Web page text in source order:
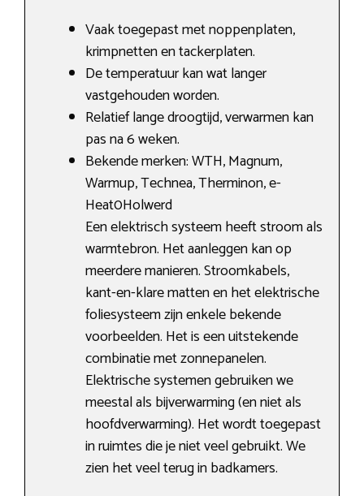
Vaak toegepast met noppenplaten,
krimpnetten en tackerplaten.
De temperatuur kan wat langer
vastgehouden worden.
Relatief lange droogtijd, verwarmen kan
pas na 6 weken.
Bekende merken: WTH, Magnum,
Warmup, Technea, Therminon, e-
Heat0Holwerd
Een elektrisch systeem heeft stroom als
warmtebron. Het aanleggen kan op
meerdere manieren. Stroomkabels,
kant-en-klare matten en het elektrische
foliesysteem zijn enkele bekende
voorbeelden. Het is een uitstekende
combinatie met zonnepanelen.
Elektrische systemen gebruiken we
meestal als bijverwarming (en niet als
hoofdverwarming). Het wordt toegepast
in ruimtes die je niet veel gebruikt. We
zien het veel terug in badkamers.